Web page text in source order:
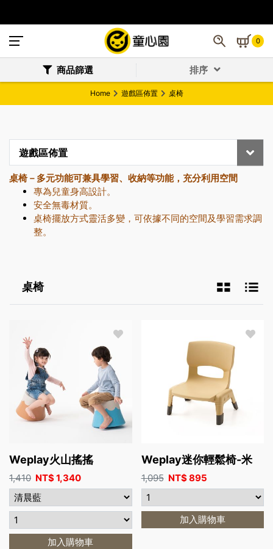
0
商品篩選 排序
Home 遊戲區佈置 桌椅
遊戲區佈置
桌椅－多元功能可兼具學習、收納等功能，充分利用空間
專為兒童身高設計。
安全無毒材質。
桌椅擺放方式靈活多變，可依據不同的空間及學習需求調
整。
桌椅
Weplay火山搖搖
1,410 NT$1,340
加入購物車
Weplay迷你輕鬆椅-米
1,095 NT$895
加入購物車